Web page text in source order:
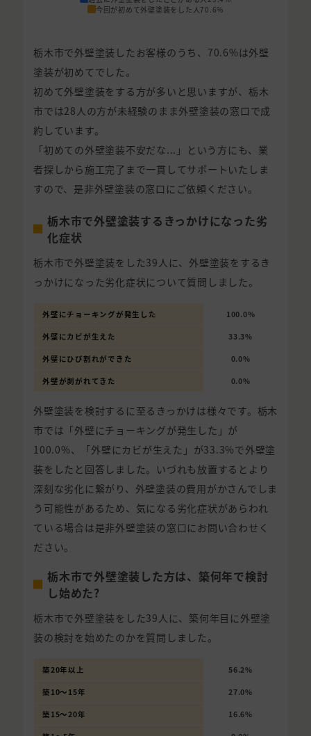
今回が初めて外壁塗装をした人 70.6%
栃木市で外壁塗装したお客様のうち、70.6%は外壁
塗装が初めてでした。
初めて外壁塗装をする方が多いと思いますが、栃木
市では28人の方が未経験のまま外壁塗装の窓口で成
約しています。
「初めての外壁塗装不安だな...」という方にも、業
者探しから施工完了まで一貫してサポートいたしま
すので、是非外壁塗装の窓口にご依頼ください。
栃木市で外壁塗装するきっかけになった劣
化症状
栃木市で外壁塗装をした39人に、外壁塗装をするき
っかけになった劣化症状について質問しました。
外壁にチョーキングが発生した 100.0%
外壁にカビが生えた 33.3%
外壁にひび割れができた 0.0%
外壁が剥がれてきた 0.0%
外壁塗装を検討するに至るきっかけは様々です。栃木
市では「外壁にチョーキングが発生した」が
100.0%、「外壁にカビが生えた」が33.3%で外壁塗
装をしたと回答しました。いづれも放置するとより
深刻な劣化に繋がり、外壁塗装の費用がかさんでしま
う可能性があるため、気になる劣化症状があらわれ
ている場合は是非外壁塗装の窓口にお問い合わせく
ださい。
栃木市で外壁塗装した方は、築何年で検討
し始めた?
栃木市で外壁塗装をした39人に、築何年目に外壁塗
装の検討を始めたのかを質問しました。
築20年以上 56.2%
築10〜15年 27.0%
築15〜20年 16.6%